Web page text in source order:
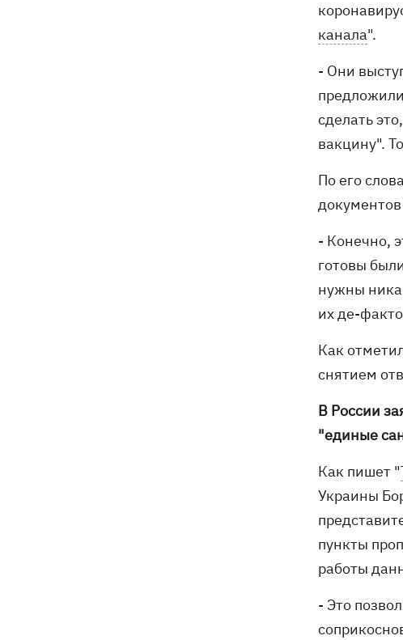
канала".
- Они
сделать
вакцину".
По его
- Конечно,
готовы
нужны
их де-
Как
снятием
В России
"единые
Как пишет "
Украины
пункты
работы
- Это